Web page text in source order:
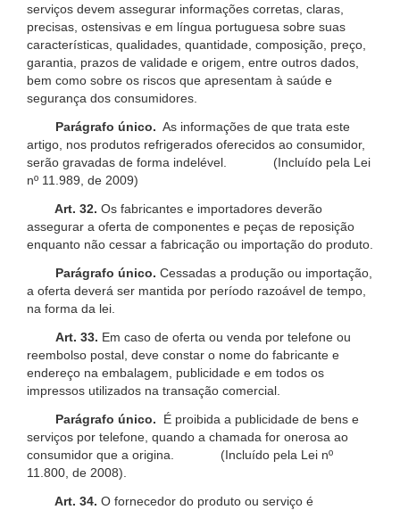
serviços devem assegurar informações corretas, claras,
precisas, ostensivas e em língua portuguesa sobre suas
características, qualidades, quantidade, composição, preço,
garantia, prazos de validade e origem, entre outros dados,
bem como sobre os riscos que apresentam à saúde e
segurança dos consumidores.
Parágrafo único. As informações de que trata este
artigo, nos produtos refrigerados oferecidos ao consumidor,
serão gravadas de forma indelével. (Incluído pela Lei
nº 11.989, de 2009)
Art. 32. Os fabricantes e importadores deverão
assegurar a oferta de componentes e peças de reposição
enquanto não cessar a fabricação ou importação do produto.
Parágrafo único. Cessadas a produção ou importação,
a oferta deverá ser mantida por período razoável de tempo,
na forma da lei.
Art. 33. Em caso de oferta ou venda por telefone ou
reembolso postal, deve constar o nome do fabricante e
endereço na embalagem, publicidade e em todos os
impressos utilizados na transação comercial.
Parágrafo único.
É proibida a publicidade de bens e
serviços por telefone, quando a chamada for onerosa ao
consumidor que a origina. (Incluído pela Lei nº
11.800, de 2008).
Art. 34. O fornecedor do produto ou serviço é